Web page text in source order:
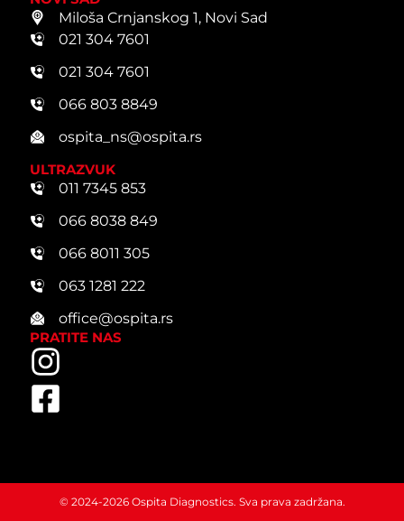
Miloša Crnjanskog 1, Novi Sad
021 304 7601
021 304 7601
066 803 8849
ospita_ns@ospita.rs
ULTRAZVUK
011 7345 853
066 8038 849
066 8011 305
063 1281 222
office@ospita.rs
PRATITE NAS
© 2024-2026 Ospita Diagnostics. Sva prava zadržana.